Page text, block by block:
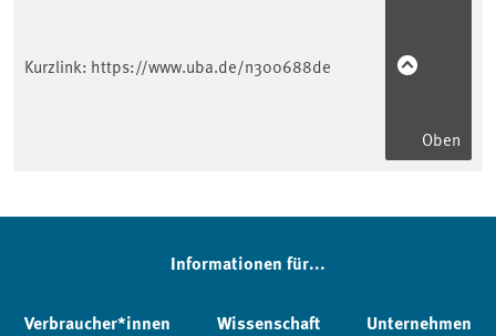
Kurzlink: https://www.uba.de/n300688de
Oben
Informationen für...
Verbraucher*innen Wissenschaft Unternehmen